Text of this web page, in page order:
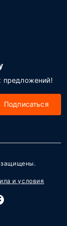
предложений!
Подписаться
защищены.
и условия